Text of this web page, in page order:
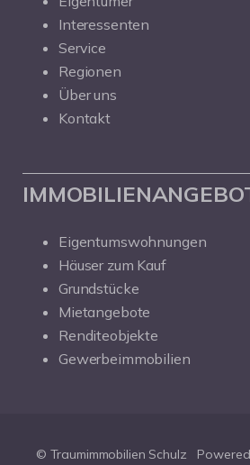
Interessenten
Service
Regionen
Über uns
Kontakt
Eigentumswohnungen
Häuser zum Kauf
Grundstücke
Mietangebote
Renditeobjekte
Gewerbeimmobilien
© Traumimmobilien Schulz